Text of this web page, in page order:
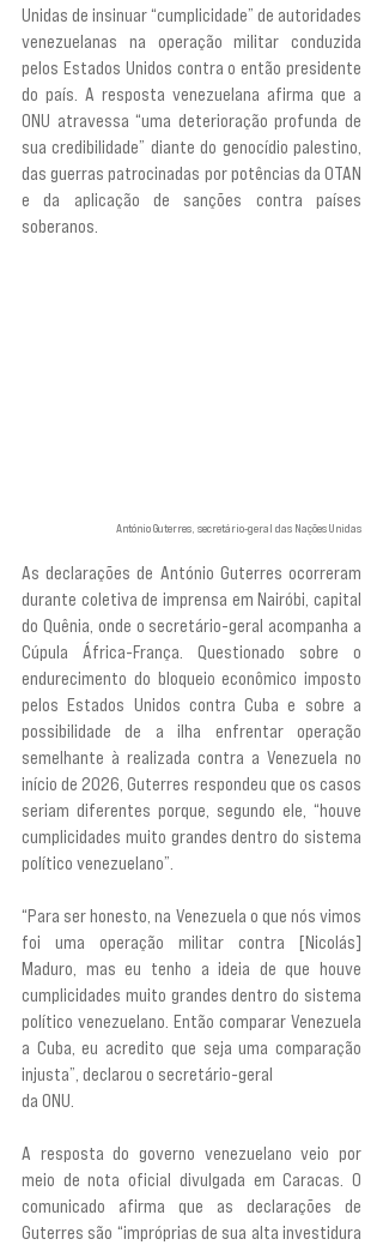
Unidas de insinuar “cumplicidade” de autoridades
venezuelanas na operação militar conduzida
pelos Estados Unidos contra o então presidente
do país. A resposta venezuelana afirma que a
ONU atravessa “uma deterioração profunda de
sua credibilidade” diante do genocídio palestino,
das guerras patrocinadas por potências da OTAN
e da aplicação de sanções contra países
soberanos.
António Guterres, secretário-geral das Nações Unidas
As declarações de António Guterres ocorreram
durante coletiva de imprensa em Nairóbi, capital
do Quênia, onde o secretário-geral acompanha a
Cúpula África-França. Questionado sobre o
endurecimento do bloqueio econômico imposto
pelos Estados Unidos contra Cuba e sobre a
possibilidade de a ilha enfrentar operação
semelhante à realizada contra a Venezuela no
início de 2026, Guterres respondeu que os casos
seriam diferentes porque, segundo ele, “houve
cumplicidades muito grandes dentro do sistema
político venezuelano”.
“Para ser honesto, na Venezuela o que nós vimos
foi uma operação militar contra [Nicolás]
Maduro, mas eu tenho a ideia de que houve
cumplicidades muito grandes dentro do sistema
político venezuelano. Então comparar Venezuela
a Cuba, eu acredito que seja uma comparação
injusta”, declarou o secretário-geral
da ONU.
A resposta do governo venezuelano veio por
meio de nota oficial divulgada em Caracas. O
comunicado afirma que as declarações de
Guterres são “impróprias de sua alta investidura